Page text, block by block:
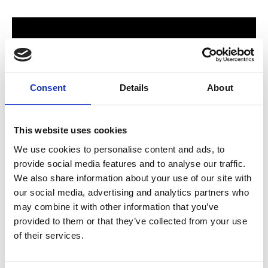
Consent Details About
This website uses cookies
We use cookies to personalise content and ads, to
provide social media features and to analyse our traffic.
We also share information about your use of our site with
our social media, advertising and analytics partners who
may combine it with other information that you’ve
provided to them or that they’ve collected from your use
of their services.
För hela familjen
2024 stod Varbergs nya butik och bygglagar klart. Förmodligen
ett av Sveriges mest välsorterade byggvaruhus som välkomnar
både dig som konsument och proffskund. Varbergs Trä har allt